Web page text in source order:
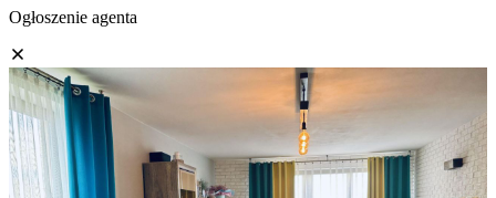
Ogłoszenie agenta